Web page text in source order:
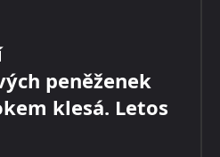
peněženek
klesá. Letos